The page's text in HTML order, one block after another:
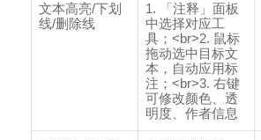
文本高亮/下划
线/删除线
1.
「注释」面板
中选择对应工
具；<br>2. 鼠标
拖动选中目标文
本，自动应用标
注；<br>3.右键
可修改颜色、透
明度、作者信息